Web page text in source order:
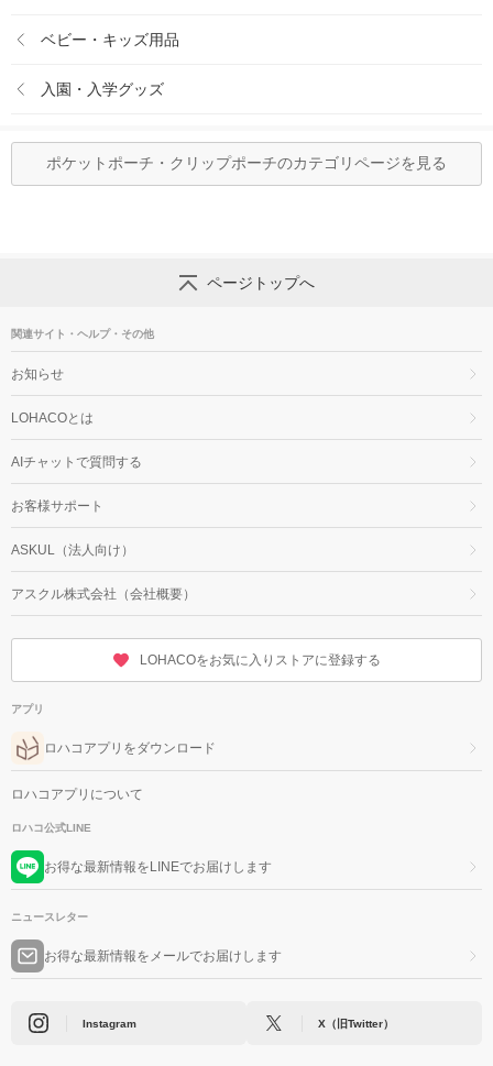
ベビー・キッズ用品
入園・入学グッズ
ポケットポーチ・クリップポーチのカテゴリページを見る
ページトップへ
関連サイト・ヘルプ・その他
お知らせ
LOHACOとは
AIチャットで質問する
お客様サポート
ASKUL（法人向け）
アスクル株式会社（会社概要）
LOHACOをお気に入りストアに登録する
アプリ
ロハコアプリをダウンロード
ロハコアプリについて
ロハコ公式LINE
お得な最新情報をLINEでお届けします
ニュースレター
お得な最新情報をメールでお届けします
Instagram X（旧Twitter）